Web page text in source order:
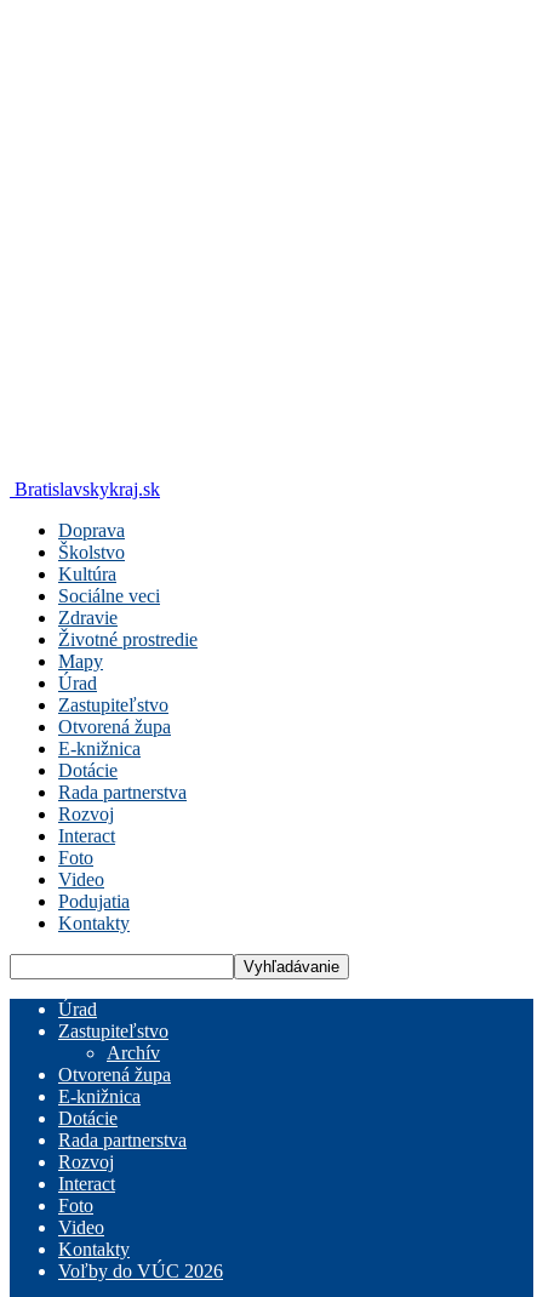
Bratislavskykraj.sk
Doprava
Školstvo
Kultúra
Sociálne veci
Zdravie
Životné prostredie
Mapy
Úrad
Zastupiteľstvo
Otvorená župa
E-knižnica
Dotácie
Rada partnerstva
Rozvoj
Interact
Foto
Video
Podujatia
Kontakty
Úrad
Zastupiteľstvo
Archív
Otvorená župa
E-knižnica
Dotácie
Rada partnerstva
Rozvoj
Interact
Foto
Video
Kontakty
Voľby do VÚC 2026